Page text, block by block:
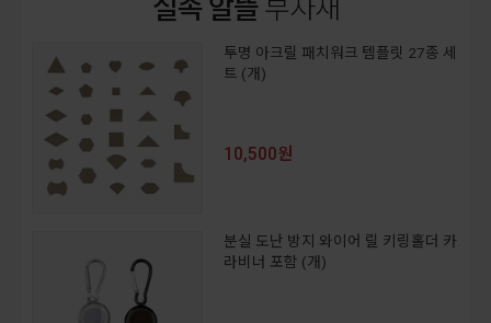
실속 알뜰부자재
투명 아크릴 패치워크 템플릿 27종 세
트 (개)
10,500원
분실 도난 방지 와이어 릴 키링홀더 카
라비너 포함 (개)